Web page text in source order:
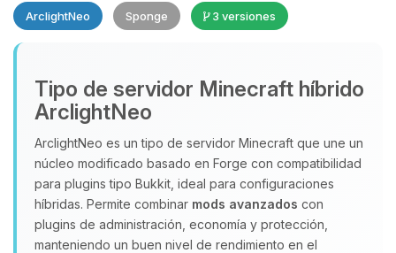
ArclightNeo Sponge 3 versiones
Tipo de servidor Minecraft híbrido
ArclightNeo
ArclightNeo es un tipo de servidor Minecraft que une un
núcleo modificado basado en Forge con compatibilidad
para plugins tipo Bukkit, ideal para configuraciones
híbridas. Permite combinar mods avanzados con
plugins de administración, economía y protección,
manteniendo un buen nivel de rendimiento en el
Yupi, por fin alguien con quien
hablar! Soy Choupy, tu pequeno
asistente de BoxToPlay. Cuentame
que necesitas y moveré mis
pequenos circuitos para ayudarte.
10/08/2026 01:16